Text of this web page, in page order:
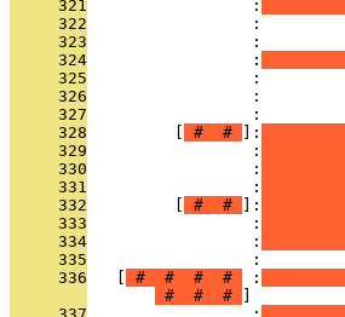
     321
                 :
     322
:
     323
:
     324
                 :
     325
:
     326
:
     327
:
     328
# # ]:
     329
                 :
     330
                 :
     331
                 :
     332
# # ]:
     333
                 :
     334
                 :
     335
:
     336
# # # # :
#
# #